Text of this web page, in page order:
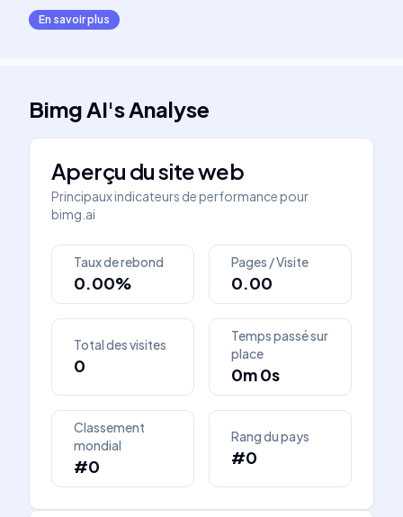
En savoir plus
Bimg AI'sAnalyse
Aperçu du site web
Principaux indicateurs de performance pour
bimg.ai
Taux de rebond
0.00%
Pages / Visite
0.00
Total des visites
0
Temps passé sur
place
0m 0s
Classement
mondial
#0
Rang du pays
#0